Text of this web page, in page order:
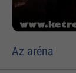
Az aréna